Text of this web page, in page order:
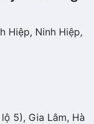
Hiệp, Ninh Hiệp,
5), Gia Lâm, Hà